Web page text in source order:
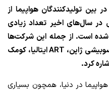
تولیدکنندگان هواپیما از
در سال‌های اخیر تعداد زیادی
شده است. از جمله این شرکت‌ها
میتوان به شرکت سوخو روسیه، میتسوبیشی ژاپن، ART ایتالیا، کومک
کرد.
در دنیا، همچون بسیاری